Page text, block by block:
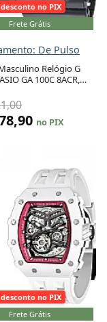
no PIX
Frete Grátis
De Pulso
Relógio G
GA 100C 8ACR,
no PIX
no PIX
Frete Grátis
ao carrinho